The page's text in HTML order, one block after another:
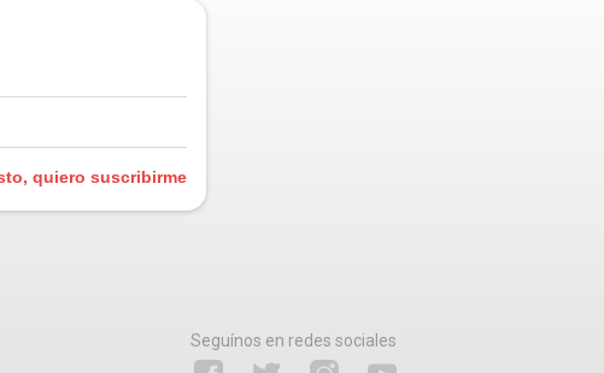
quiero suscribirme
Seguínos en redes sociales